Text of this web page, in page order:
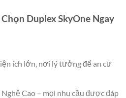
Duplex SkyOne Ngay
ích lớn, nơi lý tưởng để an cư
Cao – mọi nhu cầu được đáp